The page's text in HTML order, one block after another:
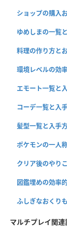
ショップの購入
ゆめしまの一覧
料理の作り方と
環境レベルの効
エモート一覧と
コーデ一覧と入
髪型一覧と入手
ポケモンの一人
クリア後のやり
図鑑埋めの効率
ふしぎなおくり
マルチプレイ関連